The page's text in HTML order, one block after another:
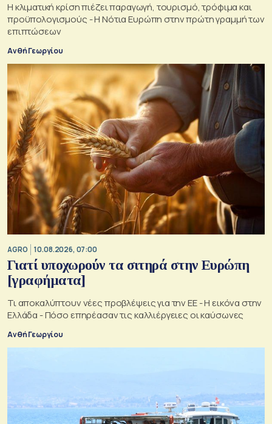
Η κλιματική κρίση πιέζει παραγωγή, τουρισμό, τρόφιμα και
προϋπολογισμούς - Η Νότια Ευρώπη στην πρώτη γραμμή των
επιπτώσεων
Ανθή Γεωργίου
AGRO 10.08.2026, 07:00
Γιατί υποχωρούν τα σιτηρά στην Ευρώπη
[γραφήματα]
Τι αποκαλύπτουν νέες προβλέψεις για την ΕΕ - Η εικόνα στην
Ελλάδα - Πόσο επηρέασαν τις καλλιέργειες οι καύσωνες
Ανθή Γεωργίου